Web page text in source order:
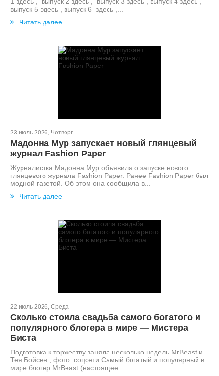
выпуск 5 эдесь , выпуск 6 здесь ,...
Читать далее
23 июль 2026, Четверг
Мадонна Мур запускает новый глянцевый
журнал Fashion Paper
Журналистка Мадонна Мур объявила о запуске нового
глянцевого журнала Fashion Paper. Ранее Fashion Paper был
модной газетой. Об этом она сообщила в...
Читать далее
22 июль 2026, Среда
Сколько стоила свадьба самого богатого и
популярного блогера в мире — Мистера
Биста
Подготовка к торжеству заняла несколько недель MrBeast и
Тея Бойсен , фото: соцсети Самый богатый и популярный в
мире блогер MrBeast (настоящее...